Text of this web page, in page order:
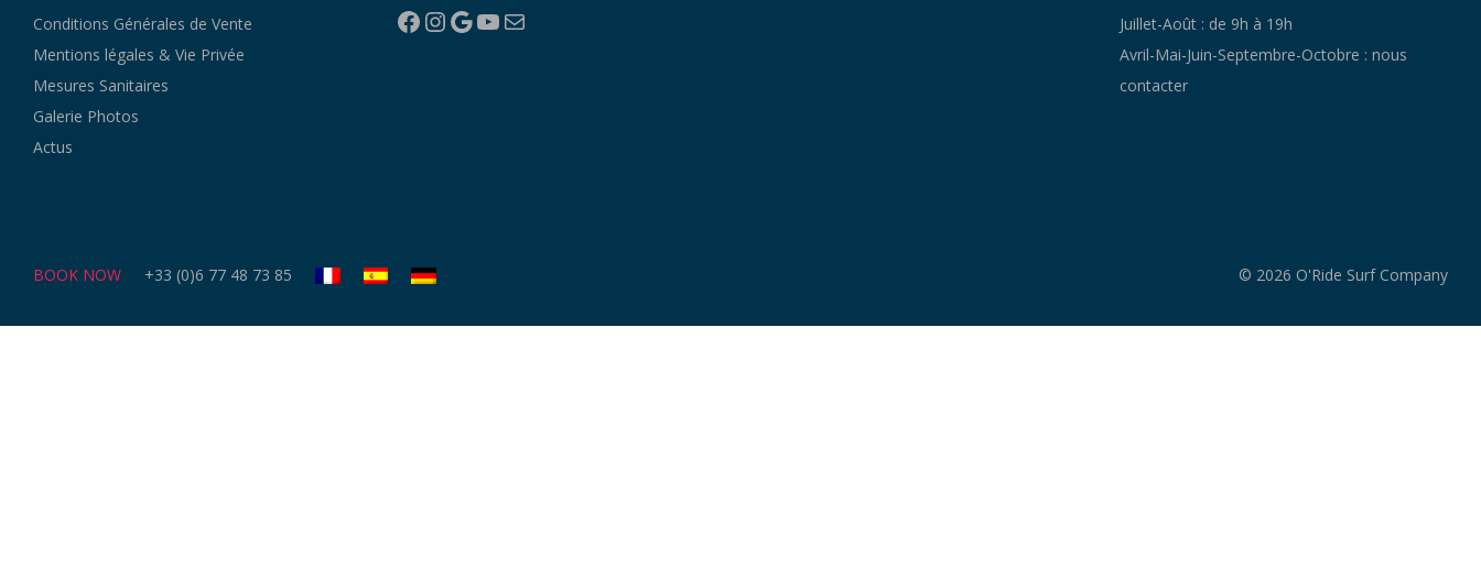
Conditions Générales de Vente
Mentions légales & Vie Privée
Mesures Sanitaires
Galerie Photos
Actus
Facebook
Instagram
Google
YouTube
Mail
Juillet-Août : de 9h à 19h
Avril-Mai-Juin-Septembre-Octobre : nous
contacter
BOOK NOW +33 (0)6 77 48 73 85 © 2026 O'Ride Surf Company